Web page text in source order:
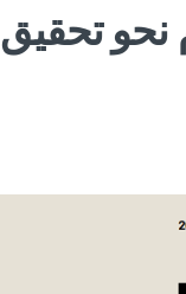
نحو تحقيق